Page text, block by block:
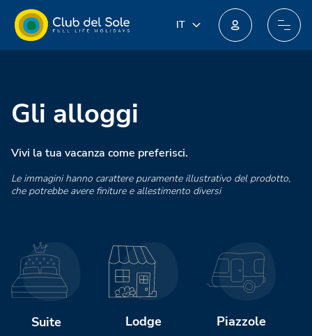
IT
Gli alloggi
Vivi la tua vacanza come preferisci.
Le immagini hanno carattere puramente illustrativo del prodotto,
che potrebbe avere finiture e allestimento diversi
Suite Lodge Piazzole